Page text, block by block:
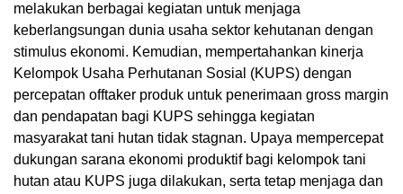
melakukan berbagai kegiatan untuk menjaga
keberlangsungan dunia usaha sektor kehutanan dengan
stimulus ekonomi. Kemudian, mempertahankan kinerja
Kelompok Usaha Perhutanan Sosial (KUPS) dengan
percepatan offtaker produk untuk penerimaan gross margin
dan pendapatan bagi KUPS sehingga kegiatan
masyarakat tani hutan tidak stagnan. Upaya mempercepat
dukungan sarana ekonomi produktif bagi kelompok tani
hutan atau KUPS juga dilakukan, serta tetap menjaga dan